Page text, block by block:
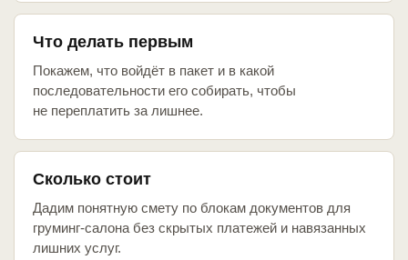
Что делать первым
Покажем, что войдёт в пакет и в какой
последовательности его собирать, чтобы
не переплатить за лишнее.
Сколько стоит
Дадим понятную смету по блокам документов для
груминг-салона без скрытых платежей и навязанных
лишних услуг.